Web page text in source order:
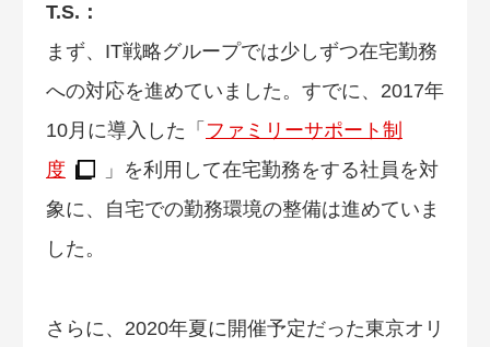
T.S.：
まず、IT戦略グループでは少しずつ在宅勤務
への対応を進めていました。すでに、2017年
10月に導入した「 ファミリーサポート制
度
」を利用して在宅勤務をする社員を対
象に、自宅での勤務環境の整備は進めていま
した。
さらに、2020年夏に開催予定だった東京オリ